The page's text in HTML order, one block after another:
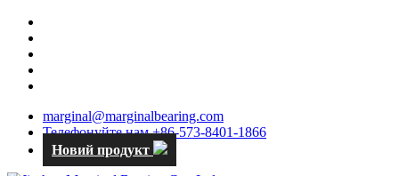
marginal@marginalbearing.com
Телефонуйте нам +86-573-8401-1866
Новий продукт